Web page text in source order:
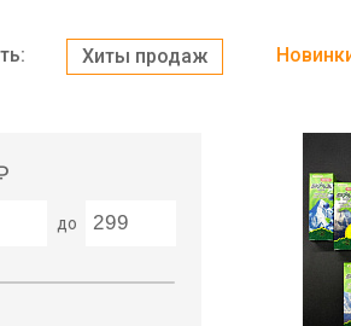
Хиты продаж
до